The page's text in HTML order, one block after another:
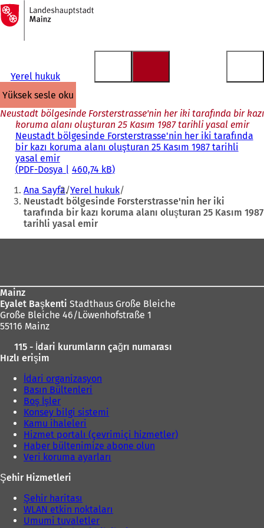
İçeriğe atla
Ana
sayfaya
Yerel hukuk
yüksek sesle oku
Neustadt bölgesinde Forsterstrasse'nin her iki tarafında bir kazı
koruma alanı oluşturan 25 Kasım 1987 tarihli yasal emir
Neustadt bölgesinde Forsterstrasse'nin her iki tarafında
bir kazı koruma alanı oluşturan 25 Kasım 1987 tarihli
yasal emir
PDF-Dosya 460,74 kB
Buradasınız:
Ana Sayfa Yerel hukuk
Neustadt bölgesinde Forsterstrasse'nin her iki
tarafında bir kazı koruma alanı oluşturan 25 Kasım 1987
tarihli yasal emir
Mainz
Eyalet Başkenti Stadthaus Große Bleiche
Große Bleiche 46/Löwenhofstraße 1
55116 Mainz
115 - İdari kurumların çağrı numarası
Hızlı erişim
İdari organizasyon
Basın Bültenleri
Boş İşler
Konsey bilgi sistemi
Kamu ihaleleri
Hizmet portalı (çevrimiçi hizmetler)
Haber bültenimize abone olun
Veri koruma ayarları
Şehir Hizmetleri
Şehir haritası
WLAN etkin noktaları
Umumi tuvaletler